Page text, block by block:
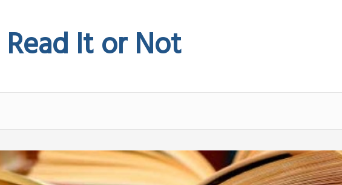
Read It or Not